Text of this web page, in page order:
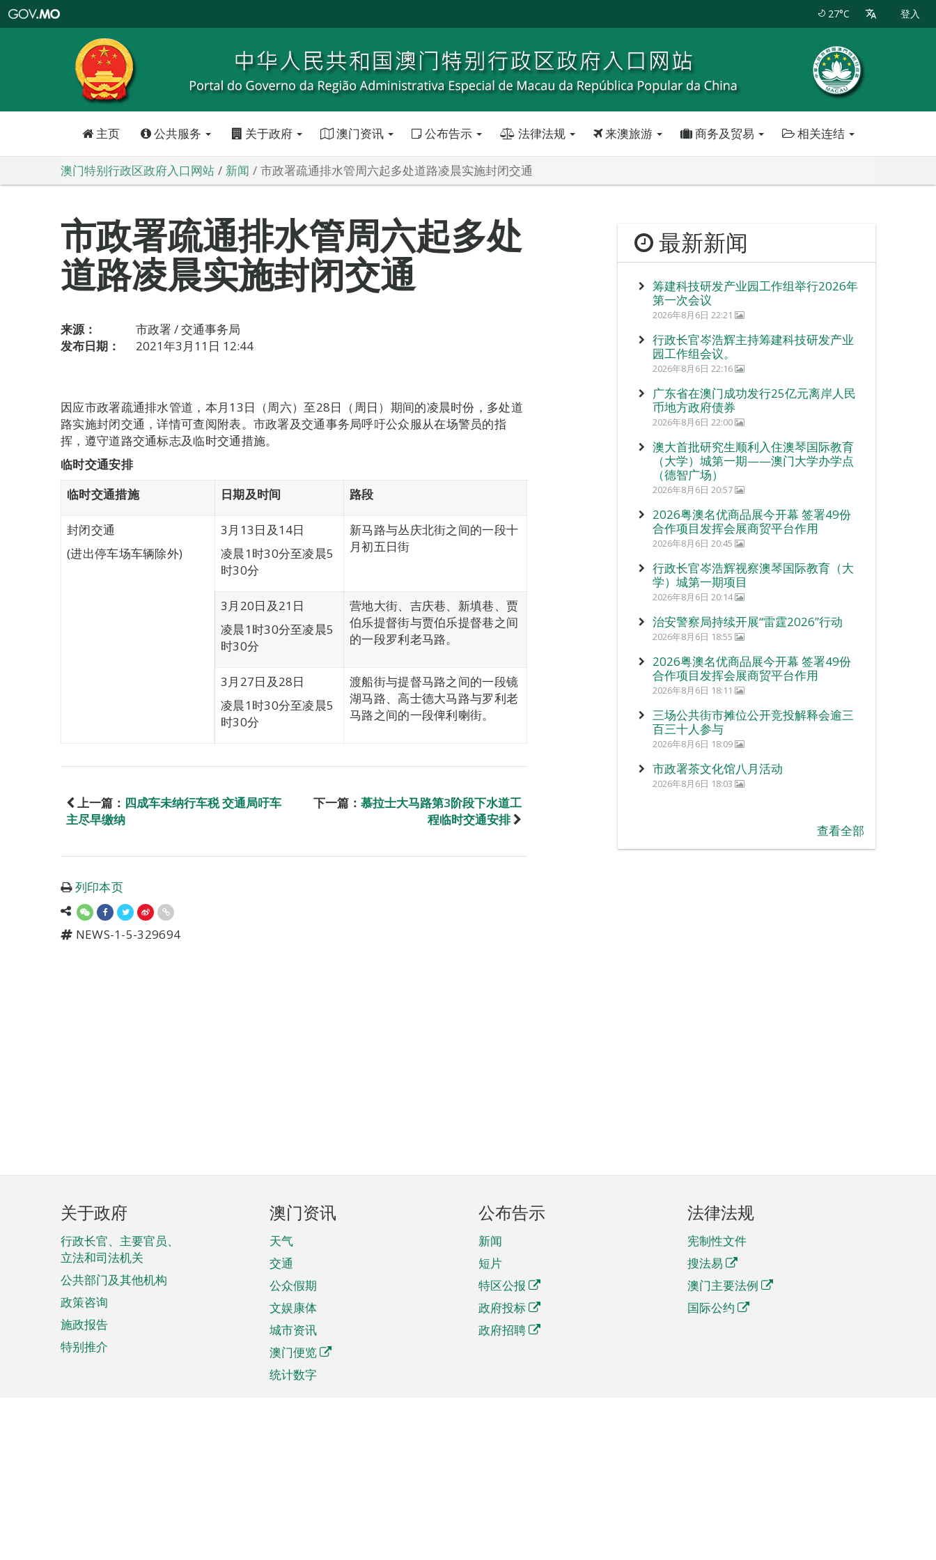
特
政
区
政
口
27°C 登入
主页 公共服务 关于政府 澳门资讯 公布告示 法律法规 来澳旅游 商务及贸易 相关连结
澳门特别行政区政府入口网站 新闻 市政署疏通排水管周六起多处道路凌晨实施封闭交通
市政署疏通排水管周六起多处
道路凌晨实施封闭交通
来源：
市政署 / 交通事务局
发布日期：
2021年3月11日 12:44
因应市政署疏通排水管道，本月13日（周六）至28日（周日）期间的凌晨时份，多处道
路实施封闭交通，详情可查阅附表。市政署及交通事务局呼吁公众服从在场警员的指
挥，遵守道路交通标志及临时交通措施。
临时交通安排
临时交通措施
日期及时间 路段
封闭交通
(进出停车场车辆除外)
3月13日及14日
凌晨1时30分至凌晨5
时30分
新马路与丛庆北街之间的一段十
月初五日街
3月20日及21日
凌晨1时30分至凌晨5
时30分
营地大街、吉庆巷、新填巷、贾
伯乐提督街与贾伯乐提督巷之间
的一段罗利老马路。
3月27日及28日
凌晨1时30分至凌晨5
时30分
渡船街与提督马路之间的一段镜
湖马路、高士德大马路与罗利老
马路之间的一段俾利喇街。
上一篇： 四成车未纳行车税 交通局吁车
主尽早缴纳
下一篇： 慕拉士大马路第3阶段下水道工
程临时交通安排
列印本页
NEWS-1-5-329694
最新新闻
筹建科技研发产业园工作组举行2026年
第一次会议
2026年8月6日 22:21
行政长官岑浩辉主持筹建科技研发产业
园工作组会议。
2026年8月6日 22:16
广东省在澳门成功发行25亿元离岸人民
币地方政府债券
2026年8月6日 22:00
澳大首批研究生顺利入住澳琴国际教育
（大学）城第一期——澳门大学办学点
（德智广场）
2026年8月6日 20:57
2026粤澳名优商品展今开幕 签署49份
合作项目发挥会展商贸平台作用
2026年8月6日 20:45
行政长官岑浩辉视察澳琴国际教育（大
学）城第一期项目
2026年8月6日 20:14
治安警察局持续开展“雷霆2026”行动
2026年8月6日 18:55
2026粤澳名优商品展今开幕 签署49份
合作项目发挥会展商贸平台作用
2026年8月6日 18:11
三场公共街市摊位公开竞投解释会逾三
百三十人参与
2026年8月6日 18:09
市政署茶文化馆八月活动
2026年8月6日 18:03
查看全部
页
脚
菜
单
关于政府
行政长官、主要官员、
立法和司法机关
公共部门及其他机构
政策咨询
施政报告
特别推介
澳门资讯
天气
交通
公众假期
文娱康体
城市资讯
澳门便览
统计数字
公布告示
新闻
短片
特区公报
政府投标
政府招聘
法律法规
宪制性文件
搜法易
澳门主要法例
国际公约